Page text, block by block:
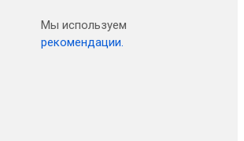
Мы используем
рекомендации.